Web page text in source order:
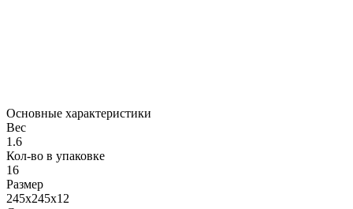
Основные характеристики
Вес
1.6
Кол-во в упаковке
16
Размер
245x245x12